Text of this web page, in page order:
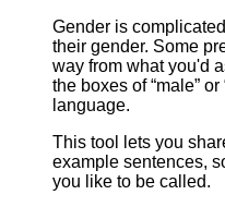
Gender is
their gender. Some
way from what you'd
the boxes of “male”
language.
This tool lets you
example sentences,
you like to be called.